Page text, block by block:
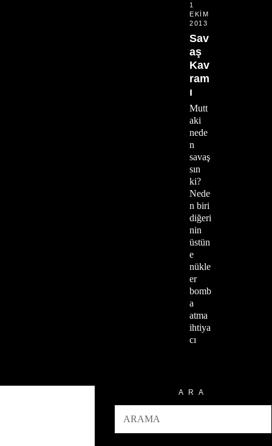
1
EKIM
2013
Sav
aş
Kav
ram
ı
Mutt
aki
nede
n
savaş
sın
ki?
Nede
n biri
diğeri
nin
üstün
e
nükle
er
bomb
a
atma
ihtiya
cı
ARA